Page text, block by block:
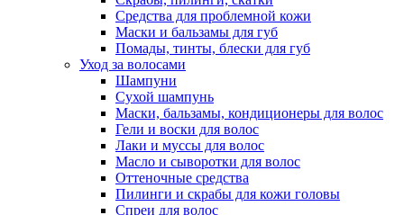
Средства для проблемной кожи
Маски и бальзамы для губ
Помады, тинты, блески для губ
Уход за волосами
Шампуни
Сухой шампунь
Маски, бальзамы, кондиционеры для волос
Гели и воски для волос
Лаки и муссы для волос
Масло и сыворотки для волос
Оттеночные средства
Пилинги и скрабы для кожи головы
Спреи для волос